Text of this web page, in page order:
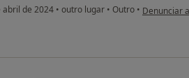
abril de 2024 • outro lugar • Outro • na opinião
Denunciar